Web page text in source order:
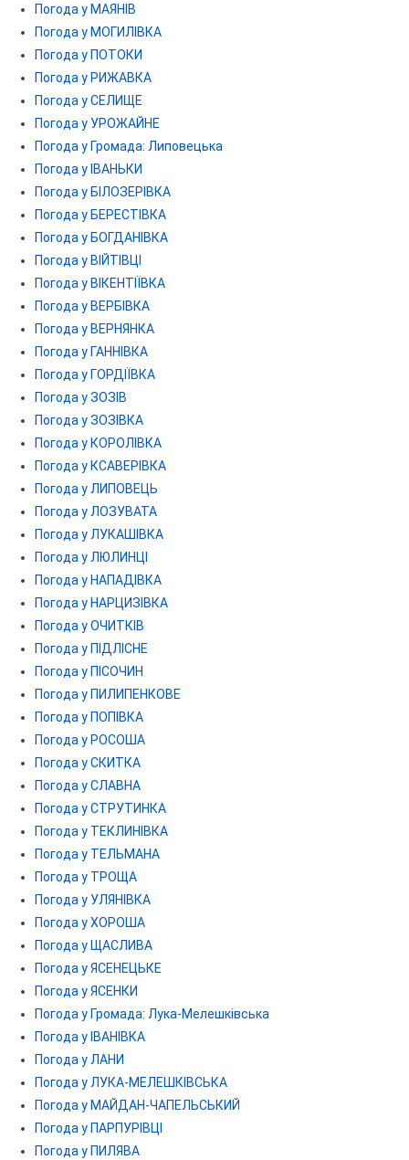
Погода у МАЯНІВ
Погода у МОГИЛІВКА
Погода у ПОТОКИ
Погода у РИЖАВКА
Погода у СЕЛИЩЕ
Погода у УРОЖАЙНЕ
Погода у Громада: Липовецька
Погода у ІВАНЬКИ
Погода у БІЛОЗЕРІВКА
Погода у БЕРЕСТІВКА
Погода у БОГДАНІВКА
Погода у ВІЙТІВЦІ
Погода у ВІКЕНТІЇВКА
Погода у ВЕРБІВКА
Погода у ВЕРНЯНКА
Погода у ГАННІВКА
Погода у ГОРДІЇВКА
Погода у ЗОЗІВ
Погода у ЗОЗІВКА
Погода у КОРОЛІВКА
Погода у КСАВЕРІВКА
Погода у ЛИПОВЕЦЬ
Погода у ЛОЗУВАТА
Погода у ЛУКАШІВКА
Погода у ЛЮЛИНЦІ
Погода у НАПАДІВКА
Погода у НАРЦИЗІВКА
Погода у ОЧИТКІВ
Погода у ПІДЛІСНЕ
Погода у ПІСОЧИН
Погода у ПИЛИПЕНКОВЕ
Погода у ПОПІВКА
Погода у РОСОША
Погода у СКИТКА
Погода у СЛАВНА
Погода у СТРУТИНКА
Погода у ТЕКЛИНІВКА
Погода у ТЕЛЬМАНА
Погода у ТРОЩА
Погода у УЛЯНІВКА
Погода у ХОРОША
Погода у ЩАСЛИВА
Погода у ЯСЕНЕЦЬКЕ
Погода у ЯСЕНКИ
Погода у Громада: Лука-Мелешківська
Погода у ІВАНІВКА
Погода у ЛАНИ
Погода у ЛУКА-МЕЛЕШКІВСЬКА
Погода у МАЙДАН-ЧАПЕЛЬСЬКИЙ
Погода у ПАРПУРІВЦІ
Погода у ПИЛЯВА